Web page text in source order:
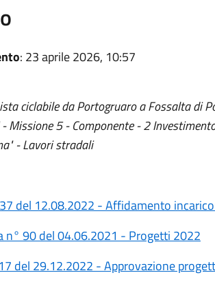
: 23 aprile 2026, 10:57
ciclabile da Portogruaro a Fossalta di
- Missione 5 - Componente - 2
- Lavori stradali
del 12.08.2022 - Affidamento
n° 90 del 04.06.2021 - Progetti 2022
del 29.12.2022 - Approvazione